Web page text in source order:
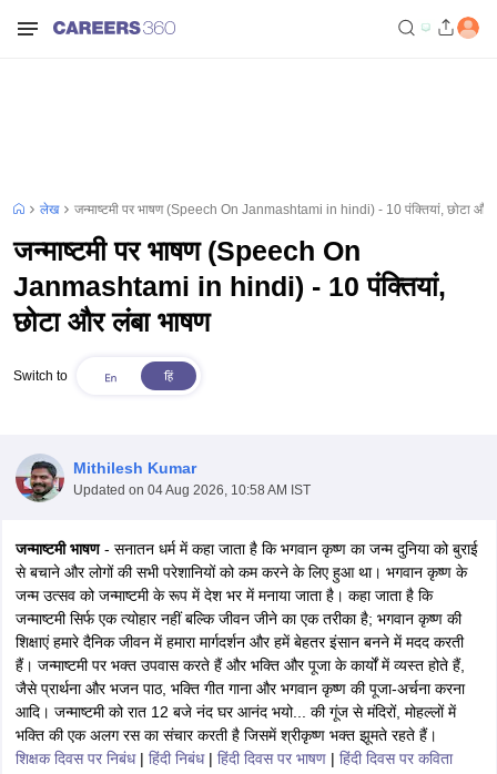
Time Table 2026
12th Supplementary Result 2026TN 11th Arrear Result 2026TN
CBSE 10th Second Board Result Marksheet 2026CBSE Second
HS Result 2026CBSE Class 12 Result Link 2026Punjab
CBSE 10th Science Question Paper 2026 Second ExamCBSE 10th
Question Paper 2026 TS Inter Supplementary Question
लेख जन्माष्टमी पर भाषण (Speech On Janmashtami in hindi) - 10 पंक्तियां, छोटा और
जन्माष्टमी पर भाषण (Speech On
Janmashtami in hindi) - 10 पंक्तियां,
छोटा और लंबा भाषण
Switch to
Mithilesh Kumar
Updated on 04 Aug 2026, 10:58 AM IST
जन्माष्टमी भाषण- सनातन धर्म में कहा जाता है कि भगवान कृष्ण का जन्म दुनिया को बुराई
से बचाने और लोगों की सभी परेशानियों को कम करने के लिए हुआ था। भगवान कृष्ण के
जन्म उत्सव को जन्माष्टमी के रूप में देश भर में मनाया जाता है। कहा जाता है कि
जन्माष्टमी सिर्फ एक त्योहार नहीं बल्कि जीवन जीने का एक तरीका है; भगवान कृष्ण की
शिक्षाएं हमारे दैनिक जीवन में हमारा मार्गदर्शन और हमें बेहतर इंसान बनने में मदद करती
हैं। जन्माष्टमी पर भक्त उपवास करते हैं और भक्ति और पूजा के कार्यों में व्यस्त होते हैं,
जैसे प्रार्थना और भजन पाठ, भक्ति गीत गाना और भगवान कृष्ण की पूजा-अर्चना करना
आदि। जन्माष्टमी को रात 12 बजे नंद घर आनंद भयो... की गूंज से मंदिरों, मोहल्लों में
भक्ति की एक अलग रस का संचार करती है जिसमें श्रीकृष्ण भक्त झूमते रहते हैं।
शिक्षक दिवस पर निबंध| हिंदी निबंध| हिंदी दिवस पर भाषण| हिंदी दिवस पर कविता